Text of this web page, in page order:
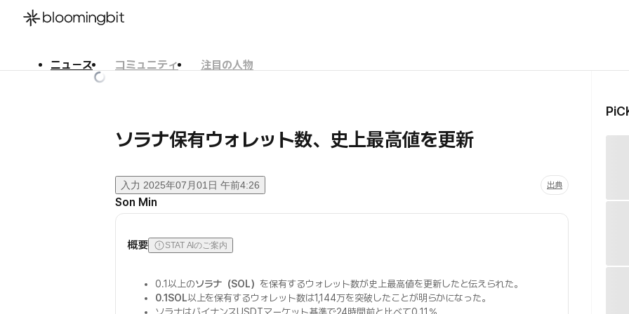
ニュース コミュニティ
注目の人物
ソラナ保有ウォレット数、史上最高値を更新
入力 2025年07月01日 午前4:26 出典
Son Min
概要 STAT AIのご案内
0.1以上のソラナ（SOL）を保有するウォレット数が史上最高値を更新したと伝えられた。
0.1SOL以上を保有するウォレット数は1,144万を突破したことが明らかになった。